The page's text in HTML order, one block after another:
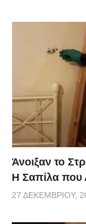
Άνοιξαν το
Η Σαπίλα που
27 ΔΕΚΕΜΒΡΊΟΥ,